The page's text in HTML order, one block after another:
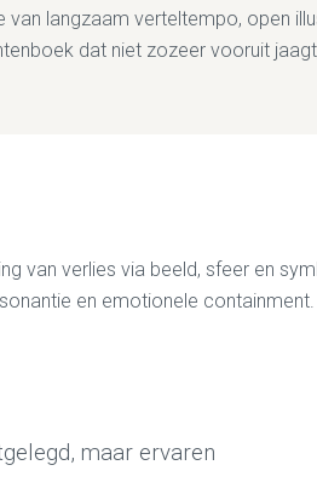
langzaam verteltempo, open
dat niet zozeer vooruit
van verlies via beeld, sfeer en
en emotionele containment.
maar ervaren